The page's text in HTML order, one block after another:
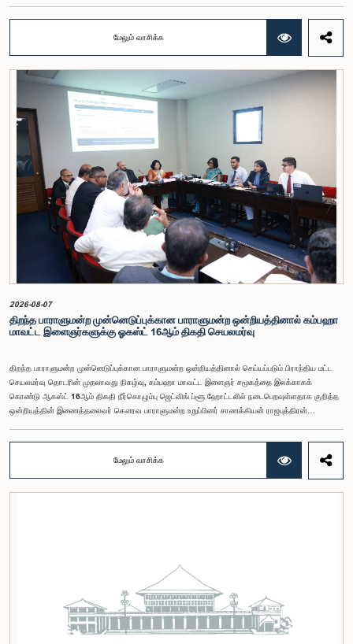
நியமித்துள்ளது.கௌரவ பொது நிர்வாக, மாகாண சபைகள் மற்றும் உள்ளூராட்சி அமைச்சர் பேராசிரியர்
ஏ.எச்.எம்.எச்.அபயரத்ன அவர்கள் தலைமையில் அண்மையில் பாராளுமன்றத்தில் நடைபெற்ற குறித்த
விசேட குழுக் கூட்டத்தின் போதே இத்தீர்மானம் எடுக்கப்பட்டது.2004, 2007 மற்றும் 2022 ஆம்
ஆண்டுகளில் வெளியிடப்பட்ட பாராளுமன்ற விசேட குழுக்களின் அறிக்கைகள் மற்றும் தனிநபர்கள்,
அமைப்புகள் ஆகியவற்றினால் சமர்ப்பிக்கப்பட்டுள்ள 31 முன்மொழிவுகளை அடிப்படையாகக் கொண்டு
தேர்தல் சீர்திருத்தங்கள் தொடர்பாக விரிவான கலந்துரையாடல் இங்கு இடம்பெற்றது.உள்ளூராட்சி
மன்றத் தேர்தல் முறைக்காக கலப்பு தேர்தல் முறையை அறிமுகப்படுத்துதல், சிறு கட்சிகள் மற்றும்
சிறுபான்மை குழுக்களின் பிரதிநிதித்துவத்தை உறுதிப்படுத்துதல், பெண்களின் பிரதிநிதித்துவத்தை
மேம்படுத்துதல், மின்னணு வாக்களிப்பு முறையை அறிமுகப்படுத்துதல், முன்கூட்டியே வாக்களிக்கும்
வசதியை ஏற்படுத்துதல் உள்ளிட்ட பல்வேறு முன்மொழிவுகள் தொடர்பில் இக்கூட்டத்தில் விசேட கவனம்
செலுத்தப்பட்டது.மேலும், வெளிநாடுகளில் வாழும் இலங்கையர்களுக்கு வாக்களிக்கும் உரிமையை
வழங்குவது தொடர்பான முன்மொழிவுகளும் பரிசீலிக்கப்பட்டதுடன், அதற்குத் தேவையான சட்ட மற்றும்
நிர்வாக ஏற்பாடுகள் குறித்து மேலும் விரிவான ஆய்வு மேற்கொள்ள வேண்டியதன் அவசியமும்
வலியுறுத்தப்பட்டது.விசேட குழுவினால் நியமிக்கப்பட்டுள்ள நிபுணர் குழு, கிடைத்துள்ள 31
முன்மொழிவுகளையும் முந்தைய பாராளுமன்ற விசேட குழுக்களின் அறிக்கைகளையும் பகுப்பாய்வு
செய்து, நடைமுறைக்கு ஏற்ற பரிந்துரைகளைக் கொண்ட அறிக்கையொன்றைத் தயாரிக்கவுள்ளது.
அதனைத் தொடர்ந்து, அந்தப் பரிந்துரைகளை ஆராய்ந்து அடுத்தகட்ட நடவடிக்கைகளை முன்னெடுக்க
குழு தீர்மானித்தது.இக்கூட்டத்தில், குழு உறுப்பினரான அமைச்சர் கலாநிதி உபாலி பன்னிலகே மற்றும்
பாராளுமன்ற உறுப்பினர்களான ரவி கருணாநாயக்க, ருவந்திலக ஜயக்கொடி மற்றும் கதிரவேலு
சண்முகம் குகதாசன் ஆகியோர் கலந்துகொண்டனர்.
மேலும் வாசிக்க
2026-08-07
திறந்த பாராளுமன்ற முன்னெடுப்புக்கான பாராளுமன்ற ஒன்றியத்தினால் கம்பஹா
மாவட்ட இளைஞர்களுக்கு ஓகஸ்ட் 16ஆம் திகதி செயலமர்வு
திறந்த பாராளுமன்ற முன்னெடுப்புக்கான பாராளுமன்ற ஒன்றியத்தினால் செய்யப்படும் பிராந்திய மட்ட
செயலமர்வு தொடரின் முதலாவது நிகழ்வு, கம்பஹா மாவட்ட இளைஞர் சமூகத்தை இலக்காகக்
கொண்டு ஆகஸ்ட் 16ஆம் திகதி நீர்கொழும்பு ஜெட்விங் ப்ளூ ஹோட்டலில் நடைபெறவுள்ளதாக குறித்த
ஒன்றியத்தின் இணைத்தலைவர் கௌரவ பாராளுமன்ற உறுப்பினர் சாணக்கியன் ராஜபுத்திரன்
பங்கேற்புடன் திறந்த பாராளுமன்றக் கருத்திட்டத்தை மேலும் முன்னெடுத்துச் செல்லும் நோக்கில் இந்த
செயலமர்வு தொடர் ஏற்பாடு செய்யப்படுகின்றது. இதில் ஒன்றியத்தின் உறுப்பினர்கள் மற்றும் கம்பஹா
மாவட்டத்தை பிரதிநிதித்துவப்படுத்தும் பாராளுமன்ற உறுப்பினர்களும் பங்கேற்கவிருக்கின்றனர்.இந்த
இச்செயலமர்வு தொடருக்கான அபிவிருத்தி பங்காளராக அனுசரணை வழங்கும் CII (Coalition for
Inclusive Impact) நிறுவனத்தின் பிரதிநிதிகளும் கலந்துகொண்டனர்.இந்த செயலமர்வில் பங்கேற்க
விரும்பும் கம்பஹா மாவட்டத்தைச் சேர்ந்த 18 – 35 வயதுக்குட்பட்ட இளைஞர், யுவதிகள் இங்கே
தரப்பட்டுள்ள https://forms.gle/aVp5UzhLbtPSmVap8 இணைப்பின் ஊடாக உரிய விண்ணப்பப்
படிவத்தை பூர்த்தி செய்து பதிவு செய்யுமாறு கேட்டுக்கொள்ளப்படுகின்றனர்.
மேலும் வாசிக்க